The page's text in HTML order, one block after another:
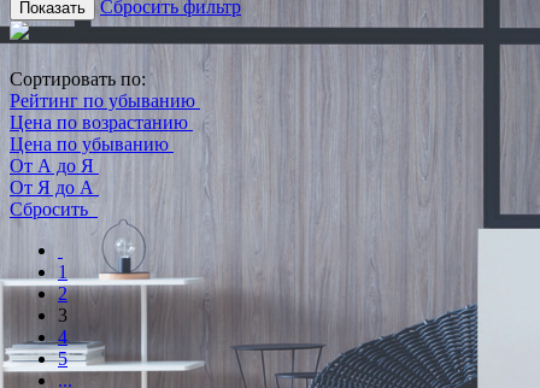
Показать Сбросить фильтр
Сортировать по:
Рейтинг по убыванию
Цена по возрастанию
Цена по убыванию
От А до Я
От Я до А
Сбросить
1
2
3
4
5
...